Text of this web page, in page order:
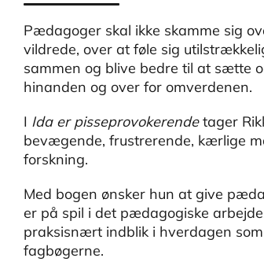
Pædagoger skal ikke skamme sig
vildrede, over at føle sig
sammen og blive bedre til at sætte
hinanden og over for omverdenen.
I Ida er pisseprovokerendetager
bevægende, frustrerende, kærlige
forskning.
Med bogen ønsker hun at give
er på spil i det pædagogiske
praksisnært indblik i hverdagen
fagbøgerne.